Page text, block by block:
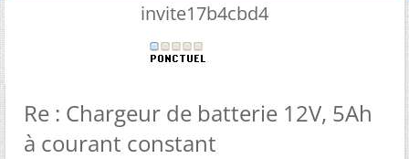
invite17b4cbd4
Re : Chargeur de batterie 12V, 5Ah
à courant constant